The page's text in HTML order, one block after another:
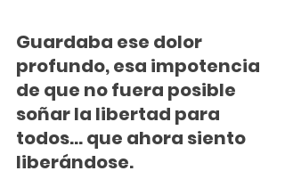
Guardaba ese dolor
profundo, esa impotencia
de que no fuera posible
soñar la libertad para
todos... que ahora siento
liberándose.